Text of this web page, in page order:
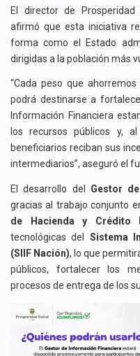
El director de Prosperidad
afirmó que esta iniciativa
forma como el Estado
dirigidas a la población más
“Cada peso que
podrá destinarse a
Información Financiera
los recursos públicos y,
beneficiarios reciban sus
intermediarios”, aseguró el
El desarrollo del Gestor
gracias al trabajo conjunto
de Hacienda y Crédito
tecnológicas del Sistema
(SIIF Nación), lo que
públicos, fortalecer los
procesos de entrega de los